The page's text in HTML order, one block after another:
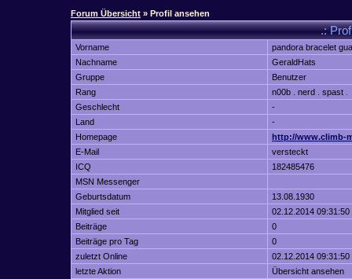
Forum Übersicht » Profil ansehen
.:
Vorname
pandora bracelet
Nachname
GeraldHats
Gruppe
Benutzer
Rang
n00b . nerd . spast .
Geschlecht
-
Land
-
Homepage
http://www.climb-
E-Mail
versteckt
ICQ
182485476
MSN Messenger
Geburtsdatum
13.08.1930
Mitglied seit
02.12.2014 09:31:50
Beiträge
0
Beiträge pro Tag
0
zuletzt Online
02.12.2014 09:31:50
letzte Aktion
Übersicht ansehen